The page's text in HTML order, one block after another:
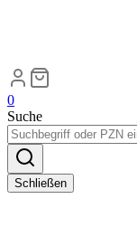
0
Suche
Schließen